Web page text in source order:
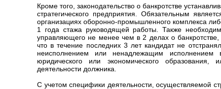
Кроме того, законодательство о банкротстве
стратегического предприятия. Обязательным
организациях оборонно-промышленного комплекса
1 года стажа руководящей работы. Также
управляющего не менее чем в 2 делах о
что в течение последних 3 лет кандидат не
неисполнением или ненадлежащим исполнением
юридического или экономического
деятельности должника.
С учетом специфики деятельности, осуществляемой